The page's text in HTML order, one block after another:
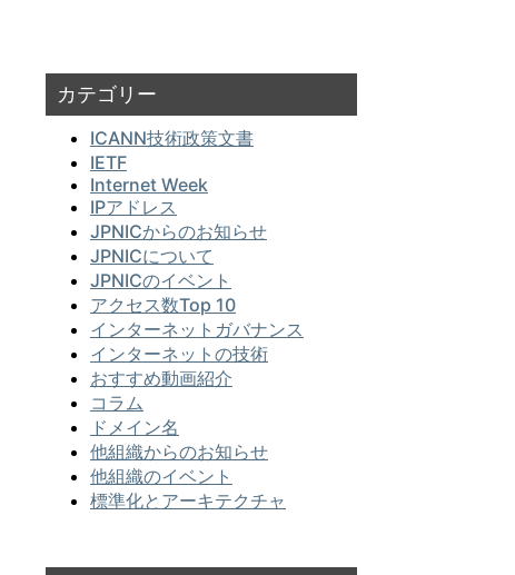
カテゴリー
ICANN技術政策文書
IETF
Internet Week
IPアドレス
JPNICからのお知らせ
JPNICについて
JPNICのイベント
アクセス数Top 10
インターネットガバナンス
インターネットの技術
おすすめ動画紹介
コラム
ドメイン名
他組織からのお知らせ
他組織のイベント
標準化とアーキテクチャ